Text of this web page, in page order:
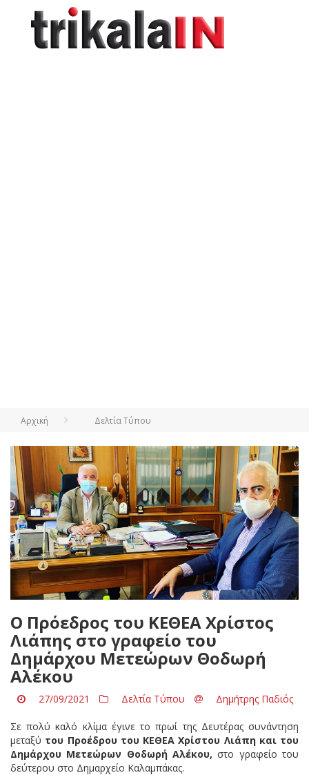
Αρχική Δελτία Τύπου
Ο Πρόεδρος του ΚΕΘΕΑ Χρίστος
Λιάπης στο γραφείο του
Δημάρχου Μετεώρων Θοδωρή
Αλέκου
27/09/2021 Δελτία Τύπου Δημήτρης Παδιός
Σε πολύ καλό κλίμα έγινε το πρωί της Δευτέρας συνάντηση
μεταξύ του Προέδρου του ΚΕΘΕΑ Χρίστου Λιάπη και του
Δημάρχου Μετεώρων Θοδωρή Αλέκου, στο γραφείο του
δεύτερου στο Δημαρχείο Καλαμπάκας.